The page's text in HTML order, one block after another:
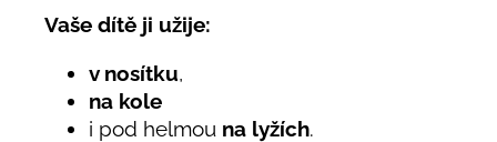
Vaše dítě ji užije:
v nosítku,
na kole
i pod helmou na lyžích.